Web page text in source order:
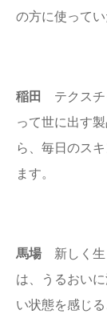
の方に使ってい
稲田 テクスチ
って世に出す
ら、毎日のス
ます。
馬場 新しく生
は、うるおい
い状態を感じ